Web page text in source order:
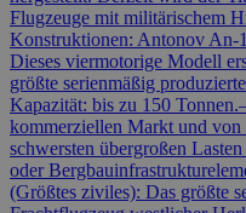
Flugzeuge mit militärischem
Konstruktionen: Antonov An-
Dieses viermotorige Modell
größte serienmäßig
Kapazität: bis zu 150
kommerziellen Markt und von
schwersten übergroßen
oder
(Größtes ziviles): Das größte